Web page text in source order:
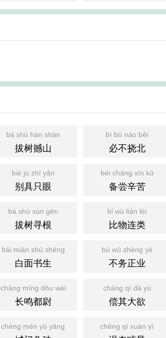
bá shù hàn shān
拔树撼山
bì bù náo běi
必不挠北
bié jù zhī yǎn
别具只眼
bèi cháng xīn kǔ
备尝辛苦
bá shù xún gēn
拔树寻根
bǐ wù lián lèi
比物连类
bái miàn shū shēng
白面书生
bù wù zhèng yè
不务正业
cháng míng dōu wèi
长鸣都尉
cháng qí dà yù
偿其大欲
chéng mén yú yāng chěng qí xuàn yì